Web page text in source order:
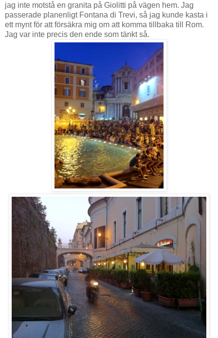
jag inte motstå en granita på Giolitti på vägen hem. Jag
passerade planenligt Fontana di Trevi, så jag kunde kasta i
ett mynt för att försäkra mig om att komma tillbaka till Rom.
Jag var inte precis den ende som tänkt så.